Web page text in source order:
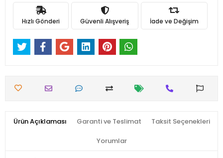
Hızlı Gönderi Güvenli Alışveriş İade ve Değişim
Ürün Açıklaması Garanti ve Teslimat Taksit Seçenekleri
Yorumlar